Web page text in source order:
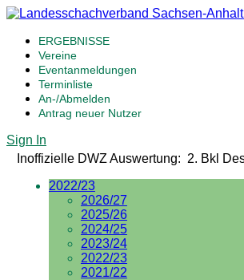
ERGEBNISSE
Vereine
Eventanmeldungen
Terminliste
An-/Abmelden
Antrag neuer Nutzer
Sign In
Inoffizielle DWZ Auswertung: 2. Bkl
2022/23
2026/27
2025/26
2024/25
2023/24
2022/23
2021/22